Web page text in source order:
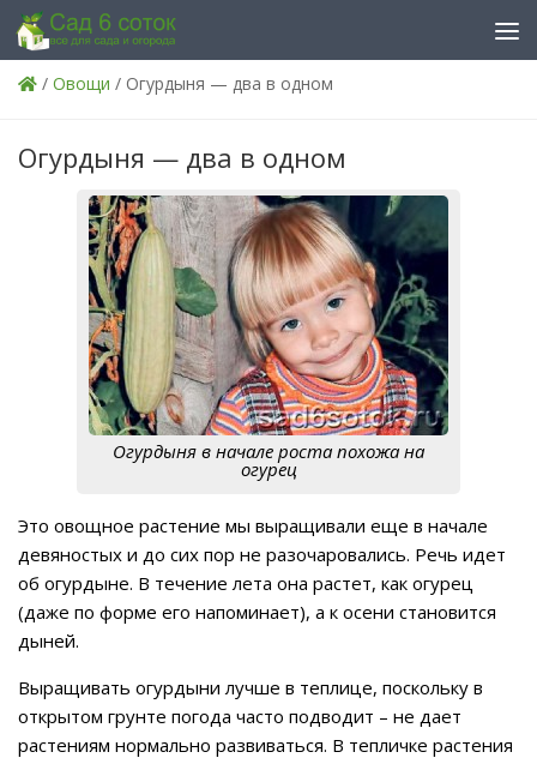
Skip to content
/ Овощи / Огурдыня — два в одном
Огурдыня — два в одном
Огурдыня в начале роста похожа на
огурец
Это овощное растение мы выращивали еще в начале
девяностых и до сих пор не разочаровались. Речь идет
об огурдыне. В течение лета она растет, как огурец
(даже по форме его напоминает), а к осени становится
дыней.
Выращивать огурдыни лучше в теплице, поскольку в
открытом грунте погода часто подводит – не дает
растениям нормально развиваться. В тепличке растения